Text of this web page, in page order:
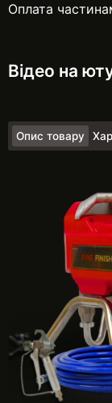
Оплата
Відео на
Опис товару